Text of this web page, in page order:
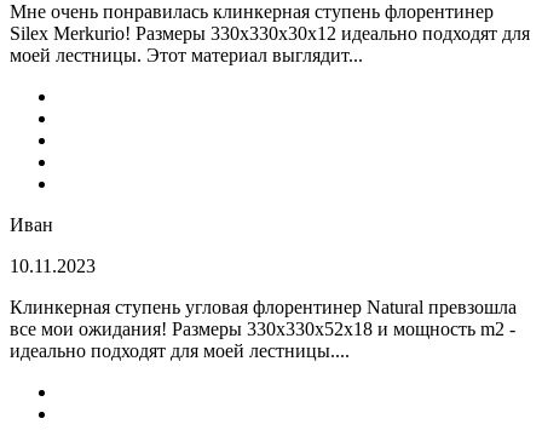
Мне очень понравилась клинкерная ступень флорентинер
Silex Merkurio! Размеры 330х330х30х12 идеально подходят для
моей лестницы. Этот материал выглядит...
Иван
10.11.2023
Клинкерная ступень угловая флорентинер Natural превзошла
все мои ожидания! Размеры 330х330х52х18 и мощность m2 -
идеально подходят для моей лестницы....